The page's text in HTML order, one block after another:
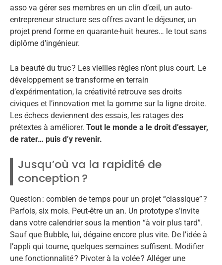
asso va gérer ses membres en un clin d’œil, un auto-
entrepreneur structure ses offres avant le déjeuner, un
projet prend forme en quarante-huit heures… le tout sans
diplôme d’ingénieur.
La beauté du truc ? Les vieilles règles n’ont plus court. Le
développement se transforme en terrain
d’expérimentation, la créativité retrouve ses droits
civiques et l’innovation met la gomme sur la ligne droite.
Les échecs deviennent des essais, les ratages des
prétextes à améliorer. Tout le monde a le droit d’essayer,
de rater… puis d’y revenir.
Jusqu’où va la rapidité de
conception ?
Question : combien de temps pour un projet “classique” ?
Parfois, six mois. Peut-être un an. Un prototype s’invite
dans votre calendrier sous la mention “à voir plus tard”.
Sauf que Bubble, lui, dégaine encore plus vite. De l’idée à
l’appli qui tourne, quelques semaines suffisent. Modifier
une fonctionnalité ? Pivoter à la volée ? Alléger une